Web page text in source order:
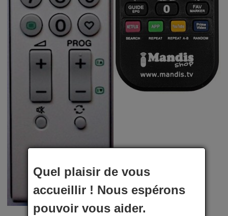
Quel plaisir de vous
accueillir ! Nous espérons
pouvoir vous aider.